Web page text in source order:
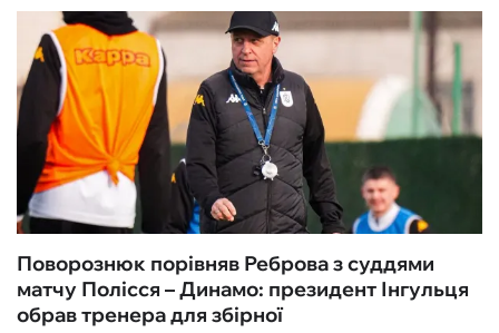
Поворознюк порівняв Реброва з суддями
матчу Полісся – Динамо: президент Інгульця
обрав тренера для збірної